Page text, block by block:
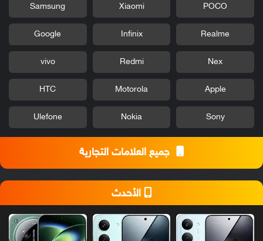
POCO
Xiaomi
Samsung
Realme
Infinix
Google
Nex
Redmi
vivo
Apple
Motorola
HTC
Sony
Nokia
Ulefone
جميع العلامات التجارية
الأحدث